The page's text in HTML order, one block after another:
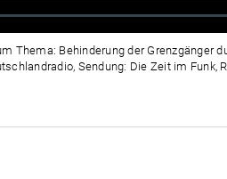
Thema: Behinderung der Grenzgänger
Sendung: Die Zeit im Funk,